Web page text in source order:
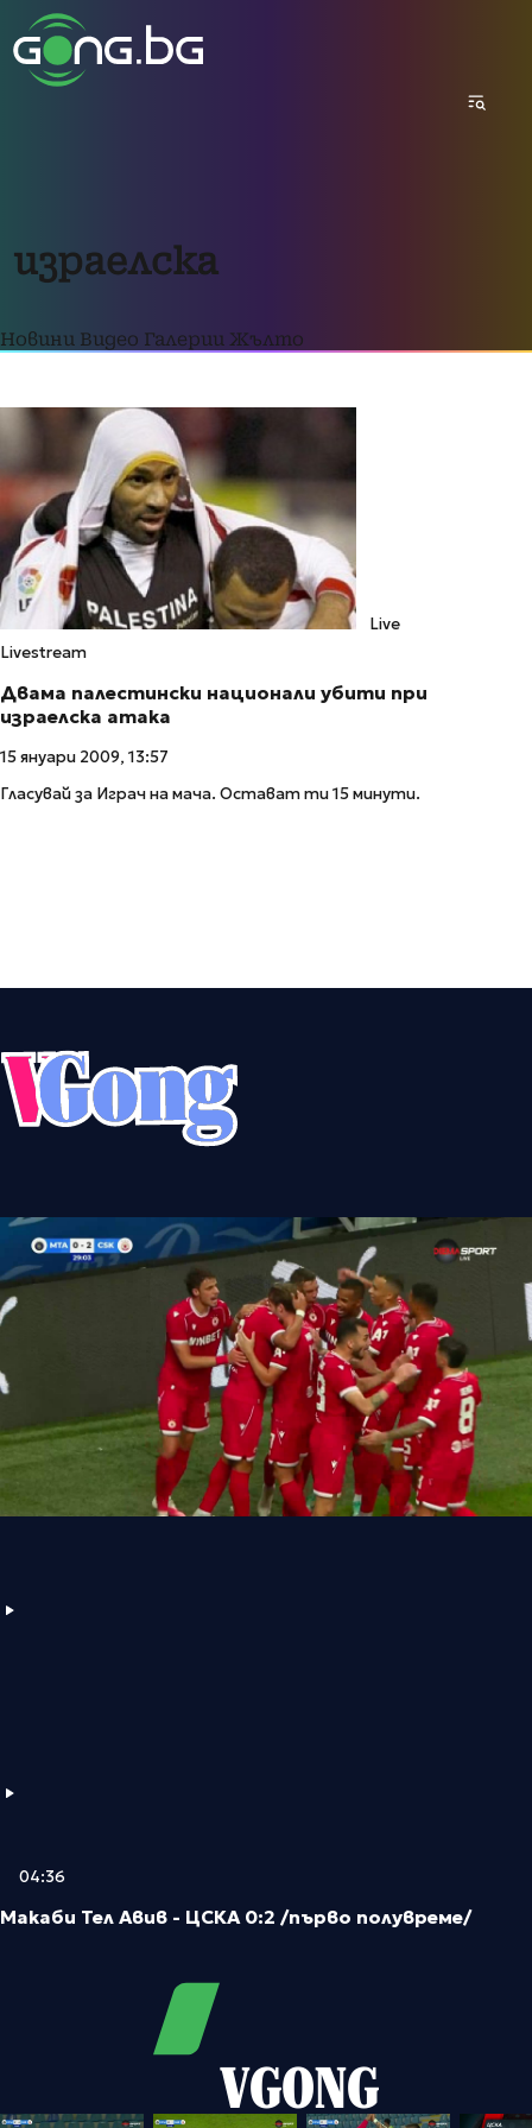
израелска
Новини Видео Галерии Жълто
Live
Livestream
Двама палестински национали убити при
израелска атака
15 януари 2009, 13:57
Гласувай за Играч на мача. Остават ти 15 минути.
04:36
Макаби Тел Авив - ЦСКА 0:2 /първо полувреме/
VGONG